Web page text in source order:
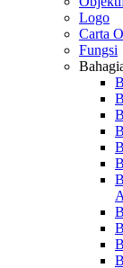
Logo
Carta
Fungsi